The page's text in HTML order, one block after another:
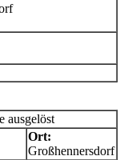
ausgelöst
Ort:
Großhennersdorf